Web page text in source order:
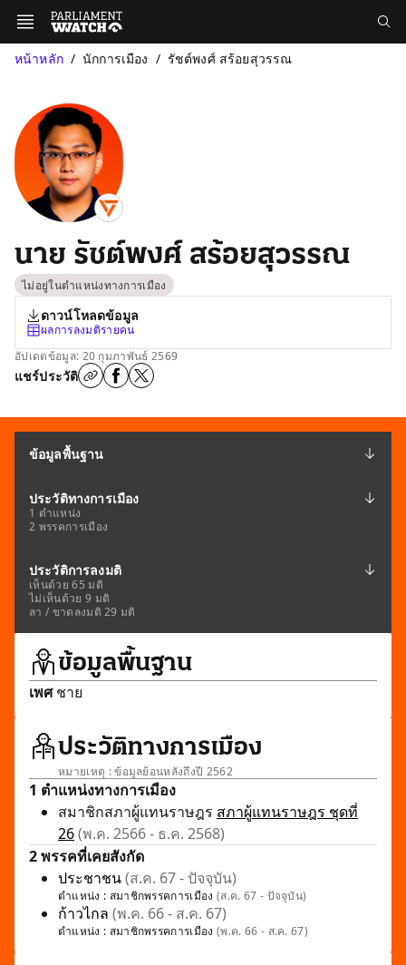
หน้าหลัก นักการเมือง รัชต์พงศ์ สร้อยสุวรรณ
นาย รัชต์พงศ์ สร้อยสุวรรณ
ไม่อยู่ในตำแหน่งทางการเมือง
ดาวน์โหลดข้อมูล
ผลการลงมติรายคน
อัปเดตข้อมูล: 20 กุมภาพันธ์ 2569
แชร์ประวัติ
ข้อมูลพื้นฐาน
ประวัติทางการเมือง
1 ตำแหน่ง
2 พรรคการเมือง
ประวัติการลงมติ
เห็นด้วย 65 มติ
ไม่เห็นด้วย 9 มติ
ลา / ขาดลงมติ 29 มติ
ข้อมูลพื้นฐาน
เพศชาย
ประวัติทางการเมือง
หมายเหตุ : ข้อมูลย้อนหลังถึงปี 2562
1 ตำแหน่งทางการเมือง
สมาชิกสภาผู้แทนราษฎร สภาผู้แทนราษฎร ชุดที่
26(พ.ค. 2566 - ธ.ค. 2568)
2 พรรคที่เคยสังกัด
ประชาชน(ส.ค. 67 - ปัจจุบัน)
ตำแหน่ง : สมาชิกพรรคการเมือง(ส.ค. 67 - ปัจจุบัน)
ก้าวไกล (พ.ค. 66 - ส.ค. 67)
ตำแหน่ง : สมาชิกพรรคการเมือง(พ.ค. 66 - ส.ค. 67)